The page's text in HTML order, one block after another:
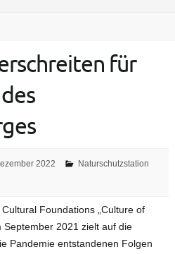
für
2022
Naturschutzstation
Foundations „Culture of
September 2021 zielt auf die
Pandemie entstandenen Folgen